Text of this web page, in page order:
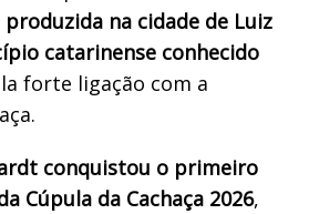
produzida na cidade de Luiz
catarinense conhecido
forte ligação com a
conquistou o primeiro
Cúpula da Cachaça 2026,